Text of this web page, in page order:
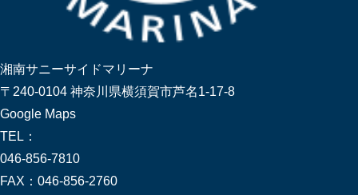
湘南サニーサイドマリーナ
〒240-0104 神奈川県横須賀市芦名1-17-8
Google Maps
TEL：
046-856-7810
FAX： 046-856-2760